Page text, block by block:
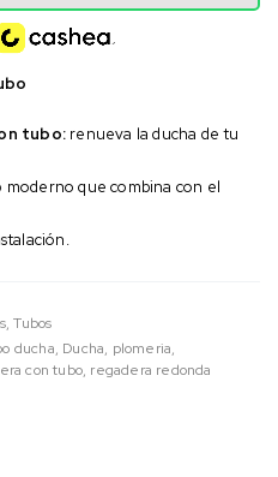
tubo: renueva la ducha de tu
moderno que combina con el
,Tubos
ducha, Ducha, plomeria,
con tubo, regadera redonda